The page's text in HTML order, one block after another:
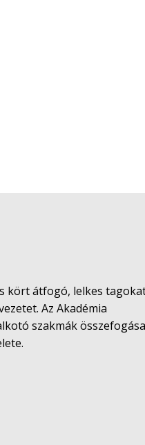
kört átfogó, lelkes
Az Akadémia
szakmák